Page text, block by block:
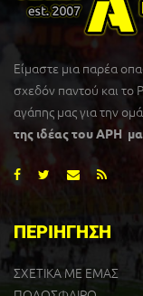
Είμαστε μια παρέα
σχεδόν παντού και το
αγάπης μας για την
της ιδέας του ΑΡΗ
ΠΕΡΙΗΓΗΣΗ
ΣΧΕΤΙΚΑ ΜΕ ΕΜΑΣ